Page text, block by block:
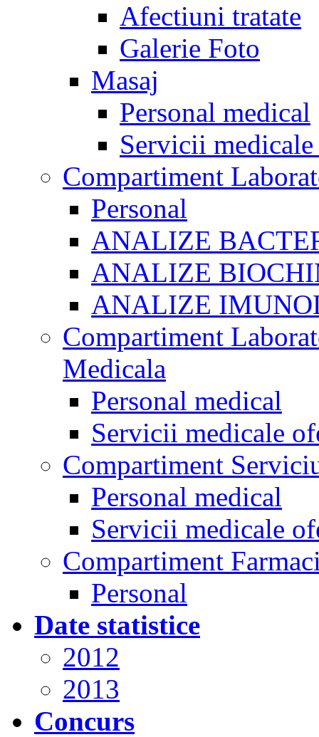
Afectiuni tratate
Galerie Foto
Masaj
Personal medical
Servicii
Compartiment
Personal
ANALIZE
ANALIZE
ANALIZE
Compartiment
Medicala
Personal medical
Servicii medicale
Compartiment
Personal medical
Servicii medicale
Compartiment
Personal
Date statistice
2012
2013
Concurs